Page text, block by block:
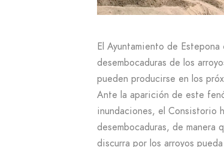
El Ayuntamiento de
desembocaduras de los
pueden producirse en los
Ante la aparición de este
inundaciones, el Consistorio
desembocaduras, de manera
discurra por los arroyos